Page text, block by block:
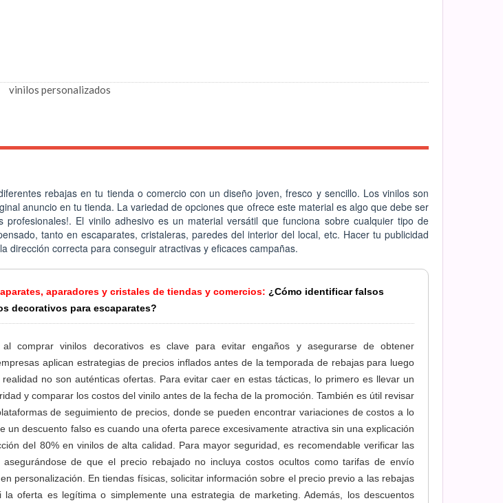
vinilos personalizados
rebajas en tu tienda o comercio con un diseño joven, fresco y sencillo. Los vinilos son
anuncio en tu tienda. La variedad de opciones que ofrece este material es algo que debe ser
profesionales!. El vinilo adhesivo es un material versátil que funciona sobre cualquier tipo de
tanto en escaparates, cristaleras, paredes del interior del local, etc. Hacer tu publicidad
dirección correcta para conseguir atractivas y eficaces campañas.
aparadores y cristales de tiendas y comercios: ¿Cómo identificar falsos
decorativos para escaparates?
al comprar vinilos decorativos es clave para evitar engaños y asegurarse de obtener
aplican estrategias de precios inflados antes de la temporada de rebajas para luego
no son auténticas ofertas. Para evitar caer en estas tácticas, lo primero es llevar un
y comparar los costos del vinilo antes de la fecha de la promoción. También es útil revisar
de seguimiento de precios, donde se pueden encontrar variaciones de costos a lo
un descuento falso es cuando una oferta parece excesivamente atractiva sin una explicación
del 80% en vinilos de alta calidad. Para mayor seguridad, es recomendable verificar las
asegurándose de que el precio rebajado no incluya costos ocultos como tarifas de envío
personalización. En tiendas físicas, solicitar información sobre el precio previo a las rebajas
oferta es legítima o simplemente una estrategia de marketing. Además, los descuentos